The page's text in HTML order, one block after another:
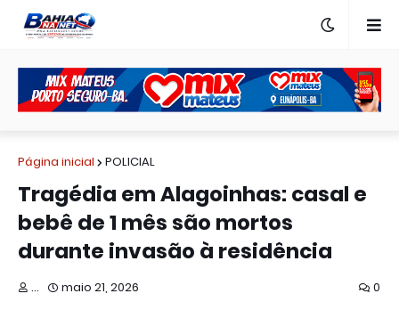
Página inicial POLICIAL
Tragédia em Alagoinhas: casal e
bebê de 1 mês são mortos
durante invasão à residência
... maio 21, 2026 0